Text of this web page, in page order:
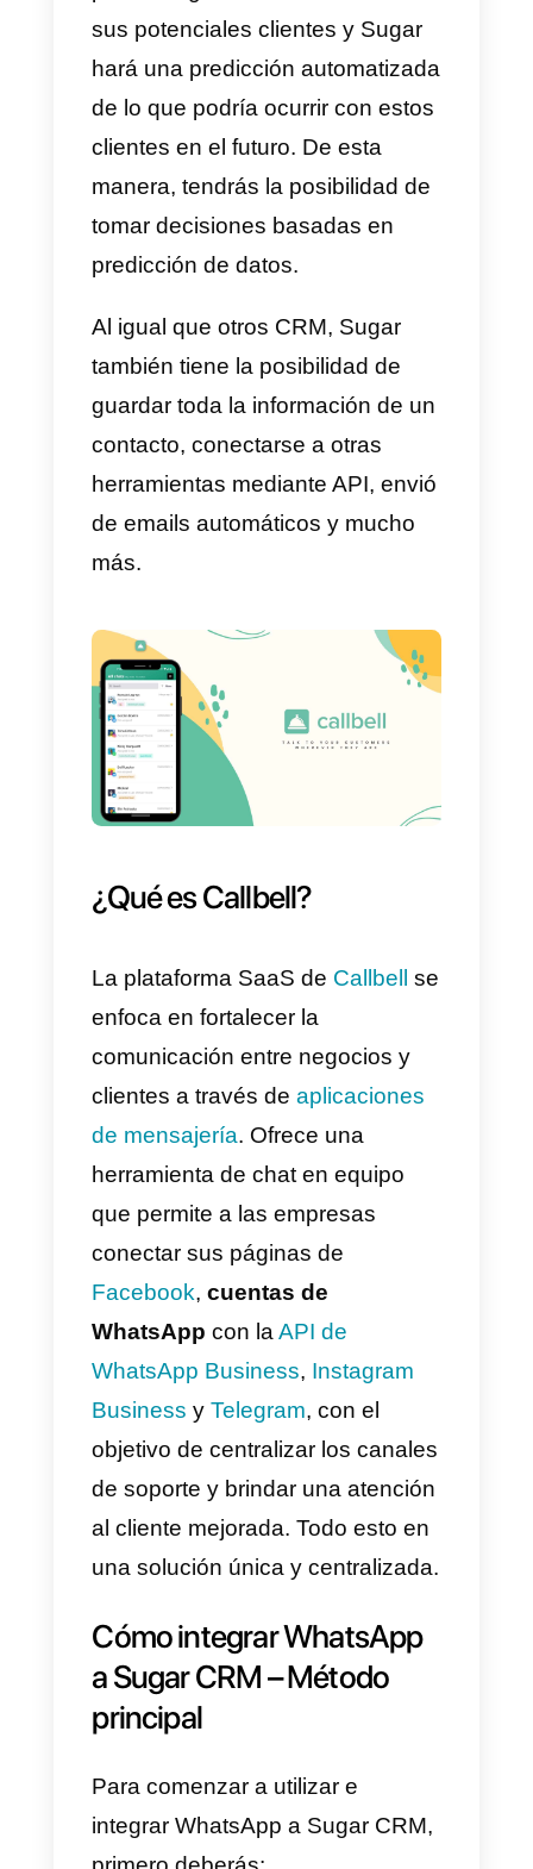
Sugar CRMes una herramienta
super interesante que funciona
de forma un poco distinta a los
demás CRM del mercado. Esta
herramienta elige irse por el lado
de la automatización y va un
poco más allá. Los usuarios
podrán ingresar la información de
sus potenciales clientes y Sugar
hará una predicción
de lo que podría ocurrir con estos
manera, tendrás la posibilidad de
tomar decisiones basadas en
predicción de datos.
Al igual que otros CRM, Sugar
contacto, conectarse a otras
herramientas mediante API,
de emails automáticos y mucho
¿Qué es Callbell?
La plataforma SaaS deCallbell
enfoca en fortalecer la
comunicación entre negocios y
de mensajería. Ofrece una